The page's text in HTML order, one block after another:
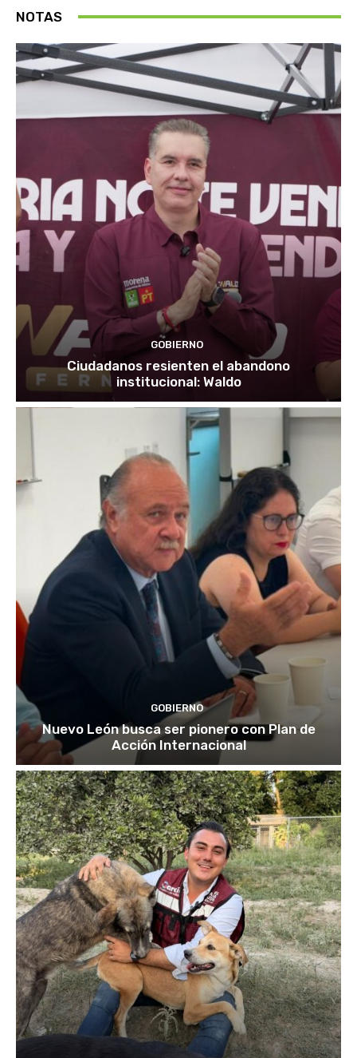
NOTAS
GOBIERNO
Ciudadanos resienten el abandono
institucional: Waldo
GOBIERNO
Nuevo León busca ser pionero con Plan de
Acción Internacional